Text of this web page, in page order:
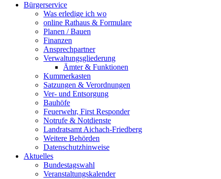
Bürgerservice
Was erledige ich wo
online Rathaus & Formulare
Planen / Bauen
Finanzen
Ansprechpartner
Verwaltungsgliederung
Ämter & Funktionen
Kummerkasten
Satzungen & Verordnungen
Ver- und Entsorgung
Bauhöfe
Feuerwehr, First Responder
Notrufe & Notdienste
Landratsamt Aichach-Friedberg
Weitere Behörden
Datenschutzhinweise
Aktuelles
Bundestagswahl
Veranstaltungskalender